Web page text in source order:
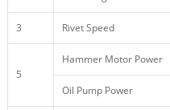
3 Rivet Speed
5
Hammer Motor Power
Oil Pump Power